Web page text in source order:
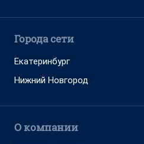
Города сети
Екатеринбург
Нижний Новгород
О компании